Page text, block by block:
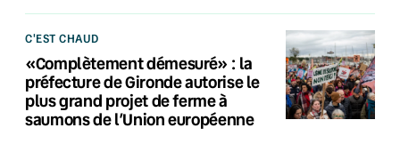
C'EST CHAUD
«Complètement démesuré» : la
préfecture de Gironde autorise le
plus grand projet de ferme à
saumons de l’Union européenne